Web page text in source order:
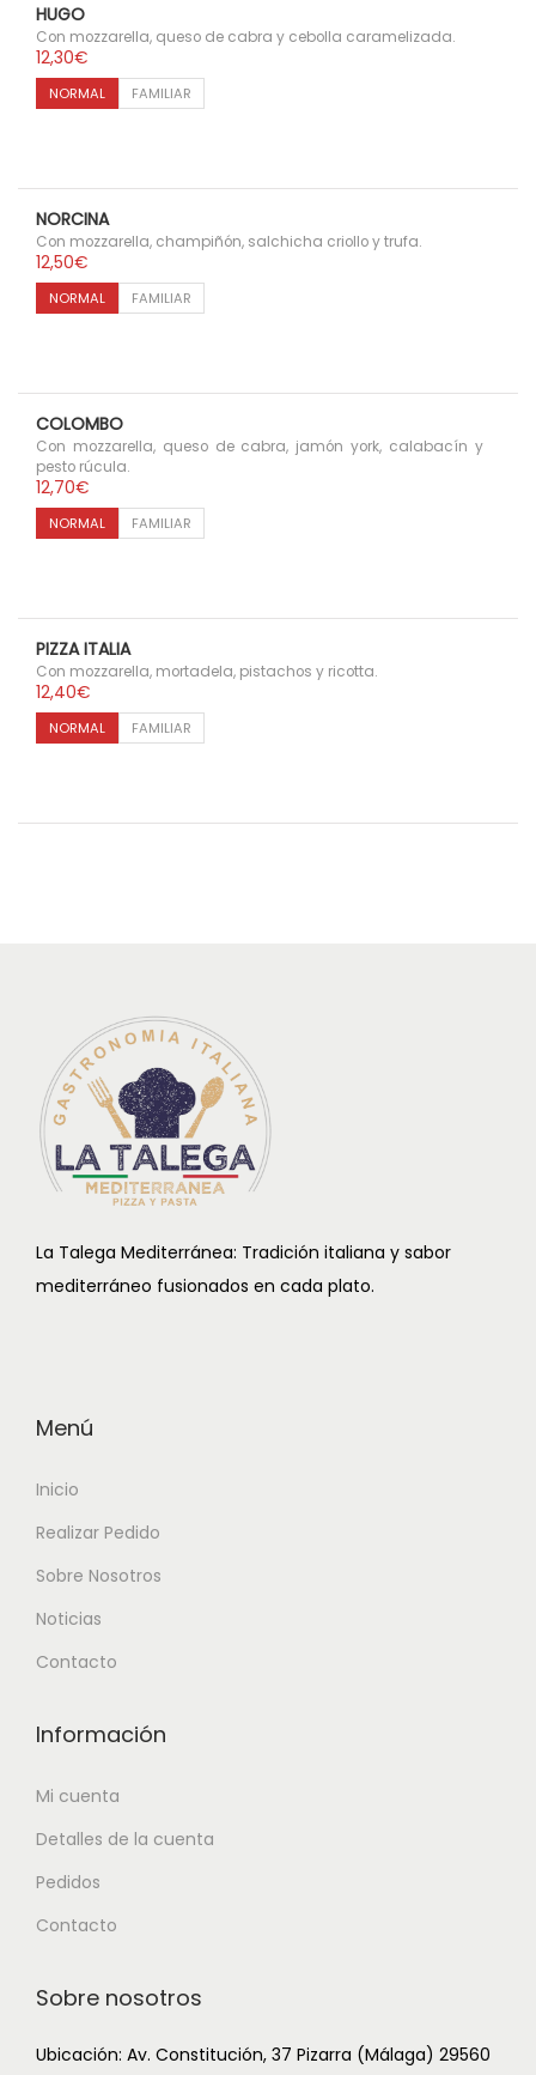
HUGO
Con mozzarella, queso de cabra y cebolla caramelizada.
12,30€
NORMAL FAMILIAR
NORCINA
Con mozzarella, champiñón, salchicha criollo y trufa.
12,50€
NORMAL FAMILIAR
COLOMBO
Con mozzarella, queso de cabra, jamón york, calabacín y
pesto rúcula.
12,70€
NORMAL FAMILIAR
PIZZA ITALIA
Con mozzarella, mortadela, pistachos y ricotta.
12,40€
NORMAL FAMILIAR
La Talega Mediterránea: Tradición italiana y sabor
mediterráneo fusionados en cada plato.
Menú
Inicio
Realizar Pedido
Sobre Nosotros
Noticias
Contacto
Información
Mi cuenta
Detalles de la cuenta
Pedidos
Contacto
Sobre nosotros
Ubicación: Av. Constitución, 37 Pizarra (Málaga) 29560